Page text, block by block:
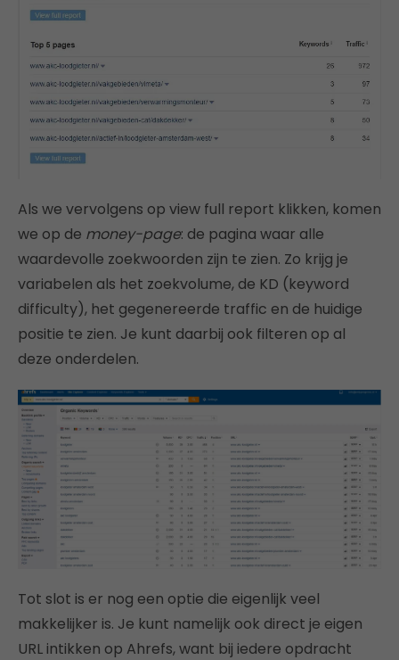
Als we vervolgens op view full report klikken, komen
we op de money-page: de pagina waar alle
waardevolle zoekwoorden zijn te zien. Zo krijg je
variabelen als het zoekvolume, de KD (keyword
difficulty), het gegenereerde traffic en de huidige
positie te zien. Je kunt daarbij ook filteren op al
deze onderdelen.
Tot slot is er nog een optie die eigenlijk veel
makkelijker is. Je kunt namelijk ook direct je eigen
URL intikken op Ahrefs, want bij iedere opdracht